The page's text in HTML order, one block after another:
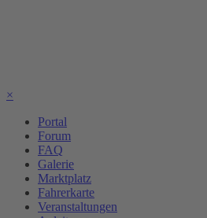
×
Portal
Forum
FAQ
Galerie
Marktplatz
Fahrerkarte
Veranstaltungen